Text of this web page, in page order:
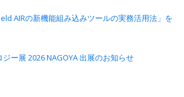
AIRの新機能組み込みツールの実務活用法」を
ー展 2026 NAGOYA 出展のお知らせ